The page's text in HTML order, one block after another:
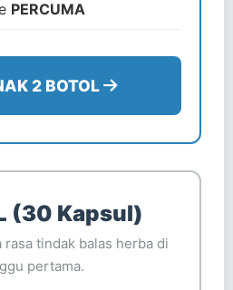
PERCUMA
2 BOTOL
(30 Kapsul)
tindak balas herba di
pertama.